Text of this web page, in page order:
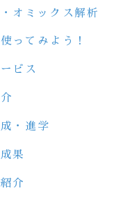
オミックス解析
ってみよう！
ビス
・進学
果
介